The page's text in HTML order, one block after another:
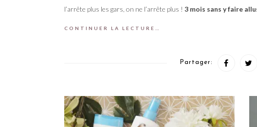
l’arrête plus les gars, on ne l’arrête plus ! 3 mois sans y faire
CONTINUER LA LECTURE…
Partager: